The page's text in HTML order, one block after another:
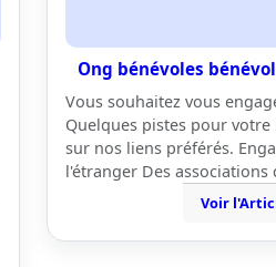
Ong bénévoles
Vous souhaitez vous
Quelques pistes pour votre
sur nos liens préférés.
l'étranger Des
Voir